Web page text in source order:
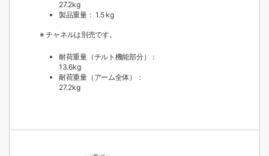
27.2kg
製品重量： 1.5 kg
※ チャネルは別売です。
耐荷重量（チルト機能部分）：
13.6kg
耐荷重量（アーム全体）：
27.2kg